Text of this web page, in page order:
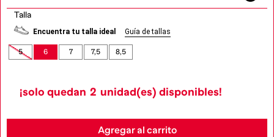
Talla
Encuentra tu talla ideal Guía de tallas
5 6 7 7,5 8,5
¡solo quedan 2 unidad(es) disponibles!
Agregar al carrito